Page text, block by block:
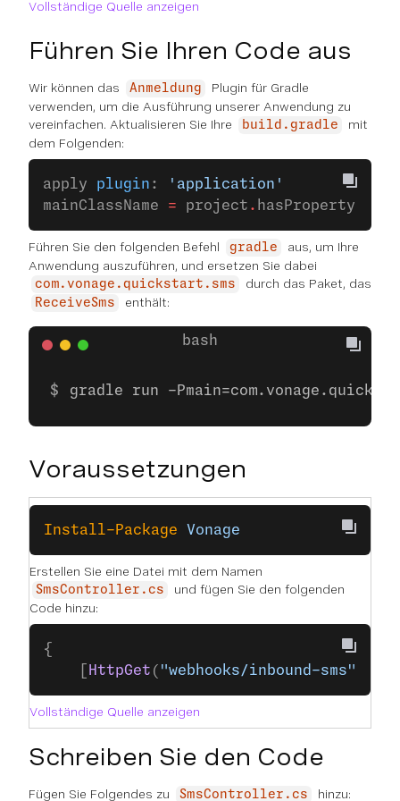
Vollständige Quelle anzeigen
Führen Sie Ihren Code aus
Wir können das Anmeldung
Plugin für Gradle
verwenden, um die Ausführung unserer Anwendung zu
vereinfachen. Aktualisieren Sie Ihre
build.gradle
mit
dem Folgenden:
apply plugin :
'application'
mainClassName = project . hasProperty(
Führen Sie den folgenden Befehl gradle
aus, um Ihre
Anwendung auszuführen, und ersetzen Sie dabei
com.vonage.quickstart.sms durch das Paket, das
ReceiveSms enthält:
gradle run -
Voraussetzungen
Install-Package Vonage
Erstellen Sie eine Datei mit dem Namen
SmsController.cs
und fügen Sie den folgenden
Code hinzu:
{
HttpGet ( "webhooks/inbound-sms"
Vollständige Quelle anzeigen
Schreiben Sie den Code
Fügen Sie Folgendes zu SmsController.cs hinzu: